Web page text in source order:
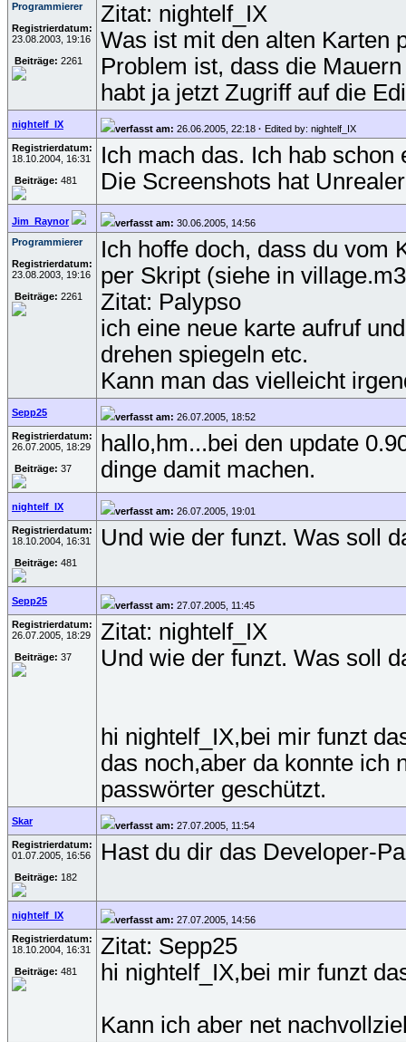
Programmierer
Registrierdatum:
23.08.2003, 19:16
Beiträge: 2261
Zitat: nightelf_IX
Was ist mit den alten Karten
Problem ist, dass die
habt ja jetzt Zugriff auf die
nightelf_IX verfasst am: 26.06.2005, 22:18 · Edited by: nightelf_IX
Registrierdatum:
18.10.2004, 16:31
Beiträge: 481
Ich mach das. Ich hab
Die Screenshots hat
Jim_Raynor verfasst am: 30.06.2005, 14:56
Programmierer
Registrierdatum:
23.08.2003, 19:16
Beiträge: 2261
Ich hoffe doch, dass du vom
per Skript (siehe in
Zitat: Palypso
ich eine neue karte aufruf
drehen spiegeln etc.
Kann man das vielleicht
Sepp25 verfasst am: 26.07.2005, 18:52
Registrierdatum:
26.07.2005, 18:29
Beiträge: 37
hallo,hm...bei den update
dinge damit machen.
nightelf_IX verfasst am: 26.07.2005, 19:01
Registrierdatum:
18.10.2004, 16:31
Beiträge: 481
Und wie der funzt. Was soll
Sepp25 verfasst am: 27.07.2005, 11:45
Registrierdatum:
26.07.2005, 18:29
Beiträge: 37
Zitat: nightelf_IX
Und wie der funzt. Was soll
hi nightelf_IX,bei mir funzt
das noch,aber da konnte ich
passwörter geschützt.
Skar verfasst am: 27.07.2005, 11:54
Registrierdatum:
01.07.2005, 16:56
Beiträge: 182
Hast du dir das Developer-
nightelf_IX verfasst am: 27.07.2005, 14:56
Registrierdatum:
18.10.2004, 16:31
Beiträge: 481
Zitat: Sepp25
hi nightelf_IX,bei mir funzt
Kann ich aber net